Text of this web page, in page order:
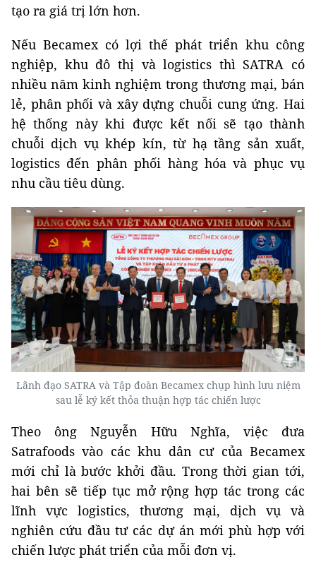
tạo ra giá trị lớn hơn.
Nếu Becamex có lợi thế phát triển khu công
nghiệp, khu đô thị và logistics thì SATRA có
nhiều năm kinh nghiệm trong thương mại, bán
lẻ, phân phối và xây dựng chuỗi cung ứng. Hai
hệ thống này khi được kết nối sẽ tạo thành
chuỗi dịch vụ khép kín, từ hạ tầng sản xuất,
logistics đến phân phối hàng hóa và phục vụ
nhu cầu tiêu dùng.
Lãnh đạo SATRA và Tập đoàn Becamex chụp hình lưu niệm
sau lễ ký kết thỏa thuận hợp tác chiến lược
Theo ông Nguyễn Hữu Nghĩa, việc đưa
Satrafoods vào các khu dân cư của Becamex
mới chỉ là bước khởi đầu. Trong thời gian tới,
hai bên sẽ tiếp tục mở rộng hợp tác trong các
lĩnh vực logistics, thương mại, dịch vụ và
nghiên cứu đầu tư các dự án mới phù hợp với
chiến lược phát triển của mỗi đơn vị.